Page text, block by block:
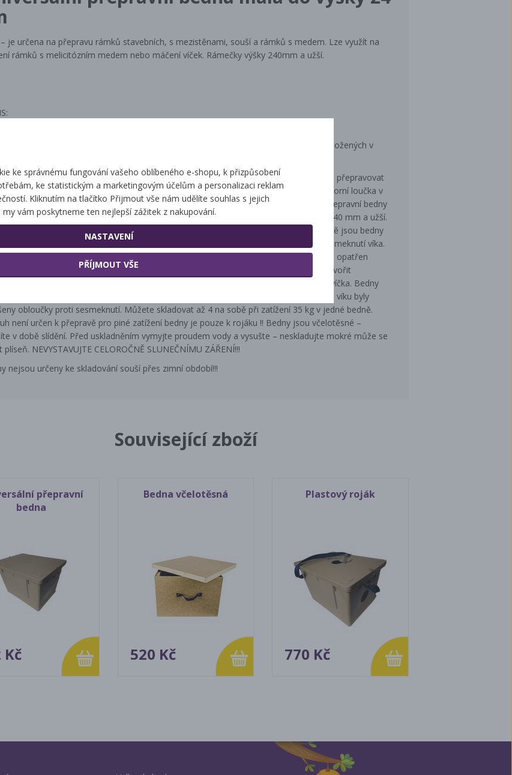
je určena na přepravu rámků stavebních, s mezistěnami, souší a rámků s medem. Lze využít na
rámků s melicitózním medem nebo máčení víček. Rámečky výšky 240mm a užší.
Jsou skladná a do sebe zapadající. Je určena pro přepravu 1-8 rámečků, vložených v
se souše rámky s medem nebo živé včely. Posunutím hřebenových lišt můžeme přepravovat
které se u nás používají a to šířky 370 mm, 390 mm, 420 mm, 425 mm, 448 mm. Horní loučka v
může být 25-27 mm s mezerníkem 10 mm. Při úpravě nosníku lze používat i širší. Přepravní bedny
ve dvou výškách. Vyšší jsou určeny pro rámky až 300 mm. Nižší pro rámky 240 mm a užší.
obvodu jsou š-39 cm d-54 cm. Pro přepravu živých včel mezi stanovišti a podobně jsou bedny
bočními otvory, které jsou zasíťovány nerezovým pletivem a závlačkami proti sesmeknutí víka.
variantou je roják , ve víku má otvor který se dá uzavřít a zajistit křídlovou matkou. Je opatřen
s karabinami a jistícími závlačkami. Do otvoru ve víku nasadíte smyk a můžete tvořit
V neposlední řadě lze v nich máčet rámky s melicitozním medem. Nebo máčet víčka. Bedny
vyztuženy bočními prolisy, pod úchyty pro prsty, které byl prodloužen – lépe se nosí na víku byly
obloučky proti sesmeknutí. Můžete skladovat až 4 na sobě při zatížení 35 kg v jedné bedně.
není určen k přepravě pro piné zatížení bedny je pouze k rojáku !! Bedny jsou včelotěsné –
v době slídění. Před uskladněním vymyjte proudem vody a vysušte – neskladujte mokré může se
NEVYSTAVUJTE CELOROČNĚ SLUNEČNÍMU ZÁŘENÍ!!!
nejsou určeny ke skladování souší přes zimní období!!!
Související zboží
přepravní
bedna
Kč
Bedna včelotěsná
520 Kč
Plastový roják
770 Kč
ke správnému fungování vašeho oblíbeného e-shopu, k přizpůsobení
ke statistickým a marketingovým účelům a personalizaci reklam
Kliknutím na tlačítko Přijmout vše nám udělíte souhlas s jejich
vám poskytneme ten nejlepší zážitek z nakupování.
NASTAVENÍ
PŘÍJMOUT VŠE